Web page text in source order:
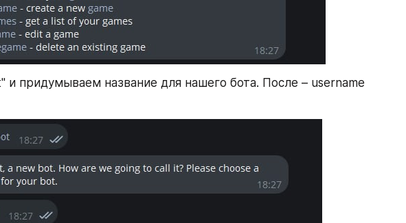
придумываем название для нашего бота. После – username